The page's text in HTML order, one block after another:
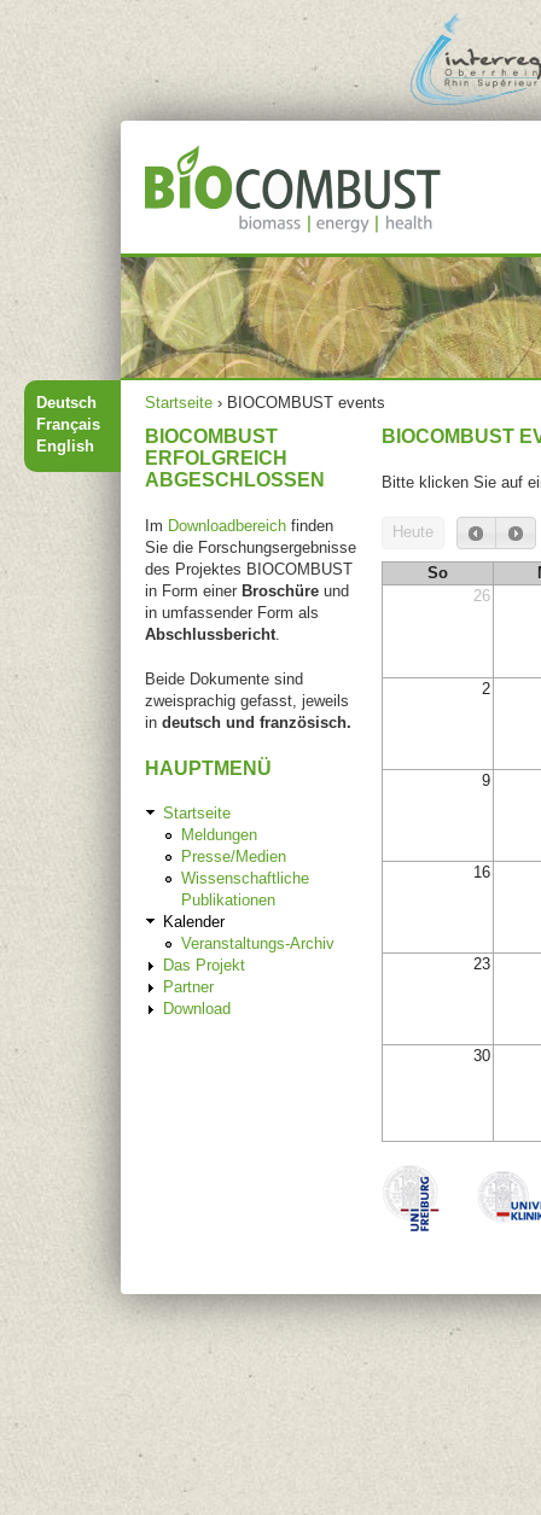
Jump to navigation
Sie sind hier
Startseite › BIOCOMBUST events
BIOCOMBUST
Bitte klicken Sie auf
Heute
So
26
2
9
16
23
30
BIOCOMBUST
ERFOLGREICH
ABGESCHLOSSEN
Im Downloadbereich finden
Sie die Forschungsergebnisse
des Projektes BIOCOMBUST
in Form einer Broschüre und
in umfassender Form als
Abschlussbericht
Beide Dokumente sind
zweisprachig gefasst, jeweils
in deutsch und französisch.
HAUPTMENÜ
Startseite
Meldungen
Presse/Medien
Wissenschaftliche
Publikationen
Kalender
Veranstaltungs-Archiv
Das Projekt
Partner
Download
Deutsch
Français
English